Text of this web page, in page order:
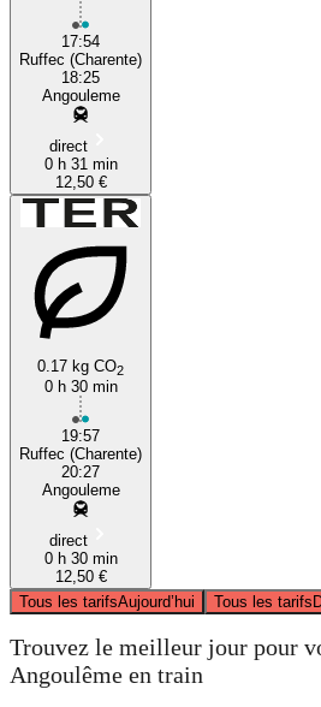
17:54
Ruffec (Charente)
18:25
Angouleme
direct
0 h 31 min
12,50 €
0.17 kg CO2
0 h 30 min
19:57
Ruffec (Charente)
20:27
Angouleme
direct
0 h 30 min
12,50 €
Tous les tarifsAujourd’hui Tous les tarifs
Trouvez le meilleur jour pour
Angoulême en train